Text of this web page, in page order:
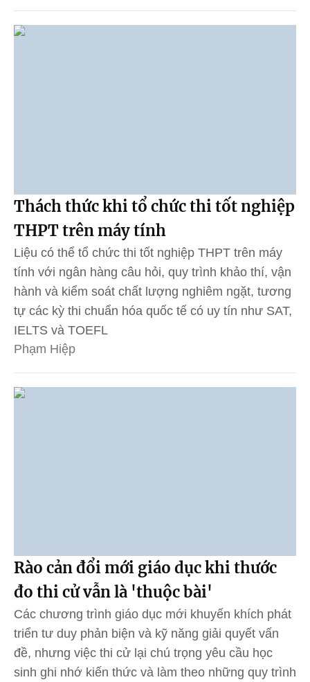
Thách thức khi tổ chức thi tốt nghiệp
THPT trên máy tính
Liệu có thể tổ chức thi tốt nghiệp THPT trên máy
tính với ngân hàng câu hỏi, quy trình khảo thí, vận
hành và kiểm soát chất lượng nghiêm ngặt, tương
tự các kỳ thi chuẩn hóa quốc tế có uy tín như SAT,
IELTS và TOEFL
Phạm Hiệp
Rào cản đổi mới giáo dục khi thước
đo thi cử vẫn là 'thuộc bài'
Các chương trình giáo dục mới khuyến khích phát
triển tư duy phản biện và kỹ năng giải quyết vấn
đề, nhưng việc thi cử lại chú trọng yêu cầu học
sinh ghi nhớ kiến thức và làm theo những quy trình